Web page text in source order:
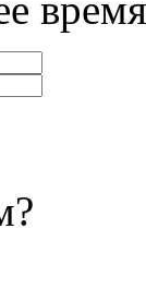
время